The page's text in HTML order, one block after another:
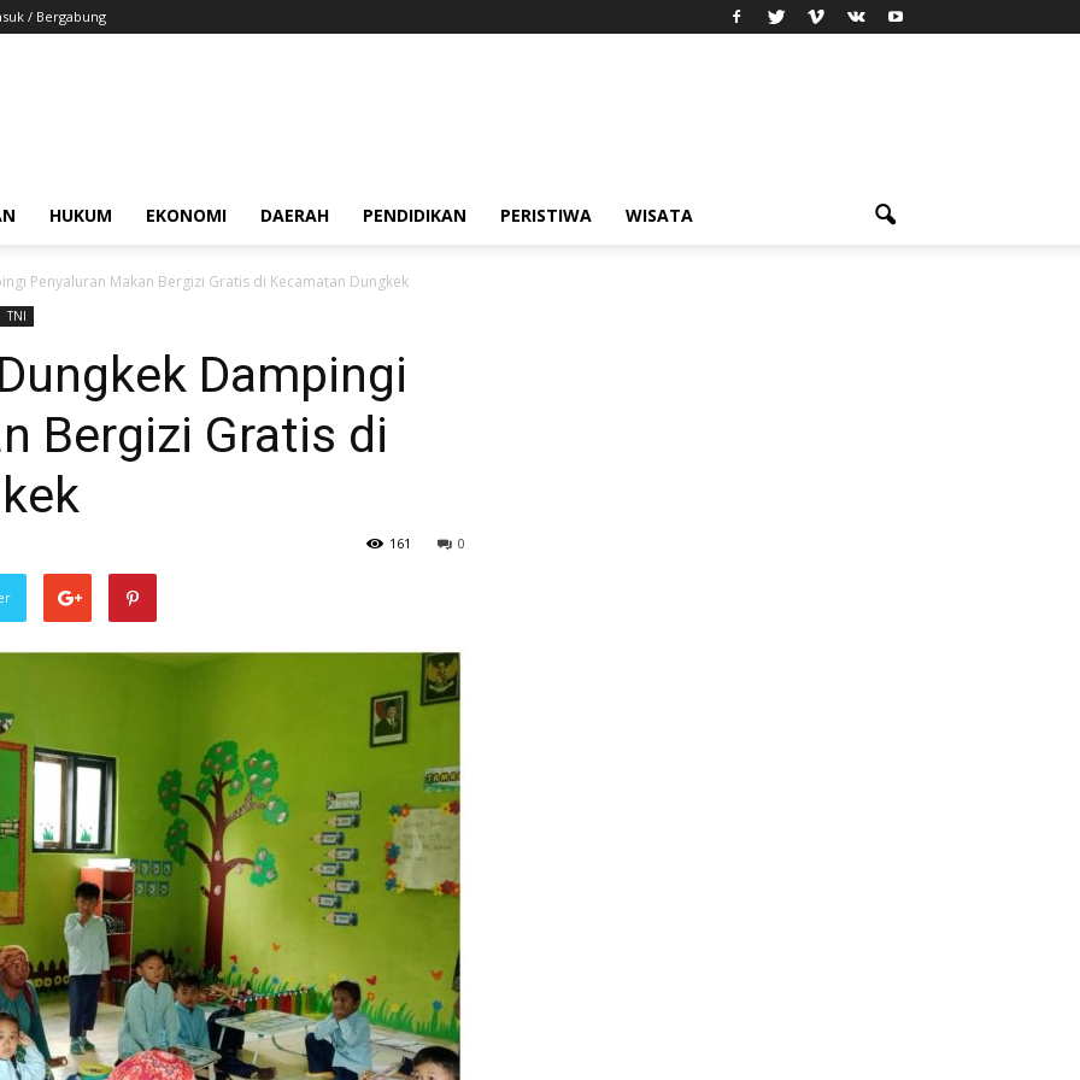
/ Bergabung
HUKUM EKONOMI DAERAH PENDIDIKAN PERISTIWA WISATA
Penyaluran Makan Bergizi Gratis di Kecamatan Dungkek
TNI
Dampingi
Bergizi Gratis di
0
161